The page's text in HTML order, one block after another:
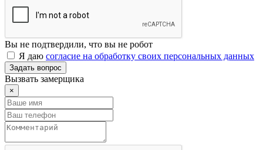
Вы не подтвердили, что вы не робот
Я даю согласие на обработку своих персональных данных
Задать вопрос
Вызвать замерщика
×